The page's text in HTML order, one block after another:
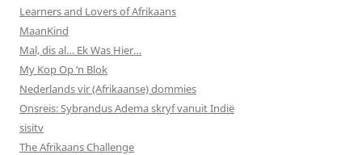
Learners and Lovers of Afrikaans
MaanKind
Mal, dis al… Ek Was Hier…
My Kop Op ‘n Blok
Nederlands vir (Afrikaanse) dommies
Onsreis: Sybrandus Adema skryf vanuit Indië
sisitv
The Afrikaans Challenge